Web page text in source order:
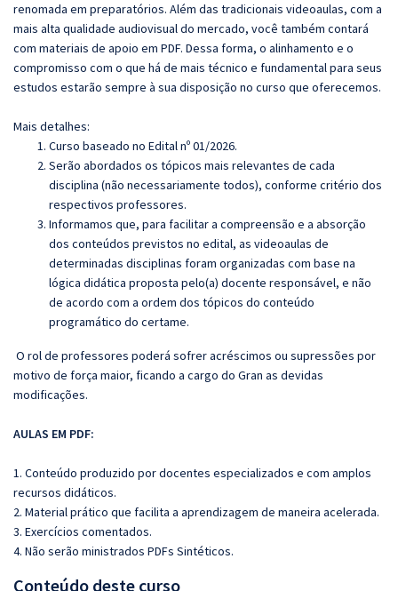
renomada em preparatórios. Além das tradicionais videoaulas, com a
mais alta qualidade audiovisual do mercado, você também contará
com materiais de apoio em PDF. Dessa forma, o alinhamento e o
compromisso com o que há de mais técnico e fundamental para seus
estudos estarão sempre à sua disposição no curso que oferecemos.
Mais detalhes:
Curso baseado no Edital nº 01/2026.
Serão abordados os tópicos mais relevantes de cada
disciplina (não necessariamente todos), conforme critério dos
respectivos professores.
Informamos que, para facilitar a compreensão e a absorção
dos conteúdos previstos no edital, as videoaulas de
determinadas disciplinas foram organizadas com base na
lógica didática proposta pelo(a) docente responsável, e não
de acordo com a ordem dos tópicos do conteúdo
programático do certame.
O rol de professores poderá sofrer acréscimos ou supressões por
motivo de força maior, ficando a cargo do Gran as devidas
modificações.
AULAS EM PDF:
1. Conteúdo produzido por docentes especializados e com amplos
recursos didáticos.
2. Material prático que facilita a aprendizagem de maneira acelerada.
3. Exercícios comentados.
4. Não serão ministrados PDFs Sintéticos.
Conteúdo deste curso